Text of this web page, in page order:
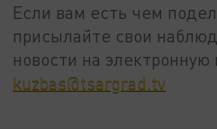
Если вам есть чем
присылайте свои
новости на электронную
kuzbas@tsargrad.tv